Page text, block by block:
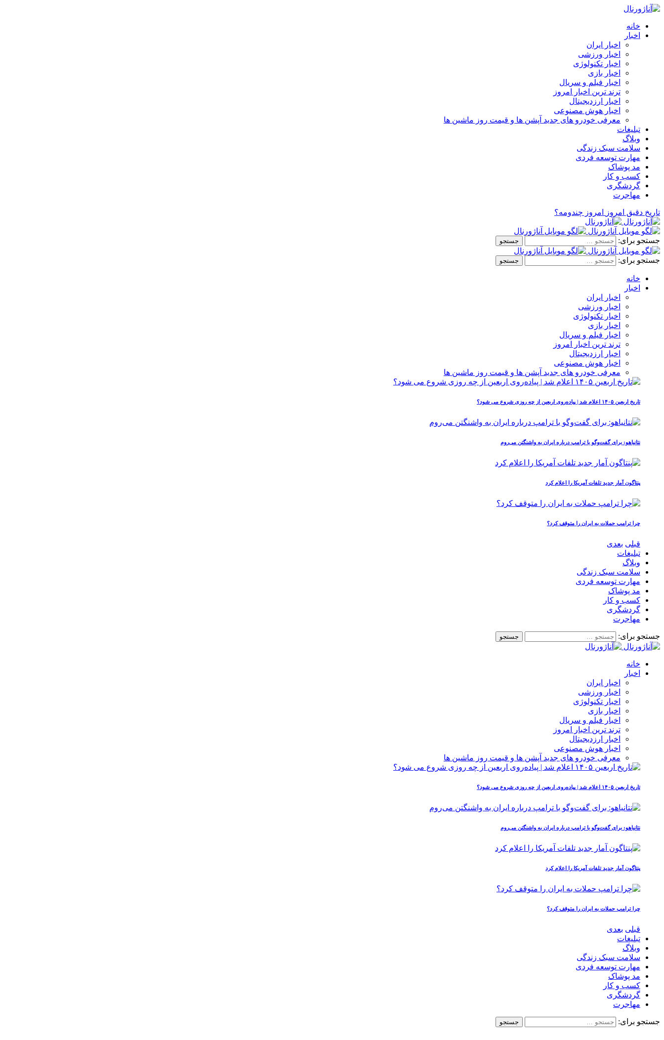
خانه
اخبار
اخبار ایران
اخبار ورزشی
اخبار تکنولوژی
اخبار بازی
اخبار فیلم و سریال
ترند ترین اخبار امروز
اخبار ارزدیجیتال
اخبار هوش مصنوعی
معرفی خودرو های جدید آپشن‌ ها و قیمت روز ماشین‌ ها
تبلیغات
وبلاگ
سلامت سبک زندگی
مهارت توسعه فردی
مد پوشاک
کسب و کار
گردشگری
مهاجرت
تاریخ دقیق امروز امروز چندومه؟
جستجو برای:
جستجو برای:
خانه
اخبار
اخبار ایران
اخبار ورزشی
اخبار تکنولوژی
اخبار بازی
اخبار فیلم و سریال
ترند ترین اخبار امروز
اخبار ارزدیجیتال
اخبار هوش مصنوعی
معرفی خودرو های جدید آپشن‌ ها و قیمت روز ماشین‌ ها
تاریخ اربعین ۱۴۰۵ اعلام شد | پیاده‌روی اربعین از چه روزی شروع می‌ شود؟
نتانیاهو: برای گفت‌وگو با ترامپ درباره ایران به واشنگتن می‌روم
پنتاگون آمار جدید تلفات آمریکا را اعلام کرد
چرا ترامپ حملات به ایران را متوقف کرد؟
قبلی بعدی
تبلیغات
وبلاگ
سلامت سبک زندگی
مهارت توسعه فردی
مد پوشاک
کسب و کار
گردشگری
مهاجرت
جستجو برای:
خانه
اخبار
اخبار ایران
اخبار ورزشی
اخبار تکنولوژی
اخبار بازی
اخبار فیلم و سریال
ترند ترین اخبار امروز
اخبار ارزدیجیتال
اخبار هوش مصنوعی
معرفی خودرو های جدید آپشن‌ ها و قیمت روز ماشین‌ ها
تاریخ اربعین ۱۴۰۵ اعلام شد | پیاده‌روی اربعین از چه روزی شروع می‌ شود؟
نتانیاهو: برای گفت‌وگو با ترامپ درباره ایران به واشنگتن می‌روم
پنتاگون آمار جدید تلفات آمریکا را اعلام کرد
چرا ترامپ حملات به ایران را متوقف کرد؟
قبلی بعدی
تبلیغات
وبلاگ
سلامت سبک زندگی
مهارت توسعه فردی
مد پوشاک
کسب و کار
گردشگری
مهاجرت
جستجو برای: